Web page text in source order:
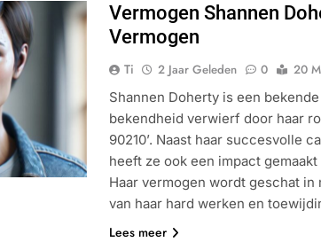
Vermogen Shannen
Vermogen
Ti 2 Jaar Geleden 0
20
Shannen Doherty is een
bekendheid verwierf door haar
90210’. Naast haar succesvolle
heeft ze ook een impact
Haar vermogen wordt geschat
van haar hard werken en
Lees meer